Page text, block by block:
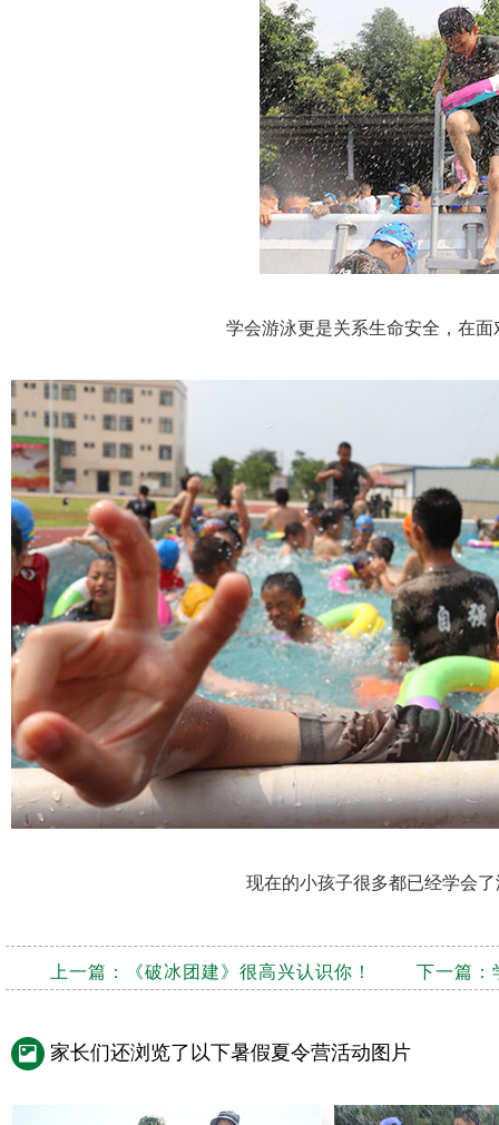
学会游泳更是关系生命安全，在
现在的小孩子很多都已经学会
上一篇： 《破冰团建》很高兴认识你！ 下一篇：
家长们还浏览了以下暑假夏令营活动图片